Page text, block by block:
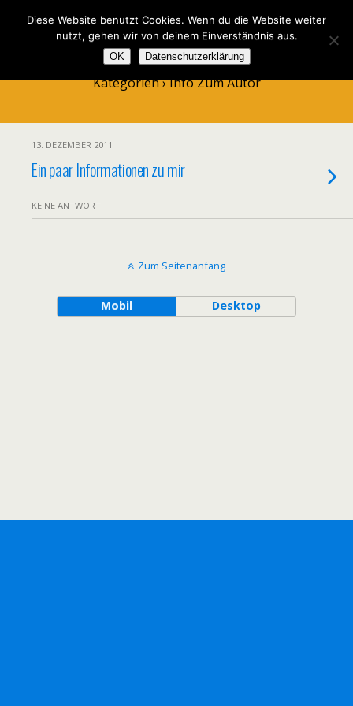
Kategorien ›Info Zum Autor
13. DEZEMBER 2011
Ein paar Informationen zu mir
KEINE ANTWORT
Zum Seitenanfang
Mobil Desktop
Diese Website benutzt Cookies. Wenn du die Website weiter
nutzt, gehen wir von deinem Einverständnis aus.
OK Datenschutzerklärung